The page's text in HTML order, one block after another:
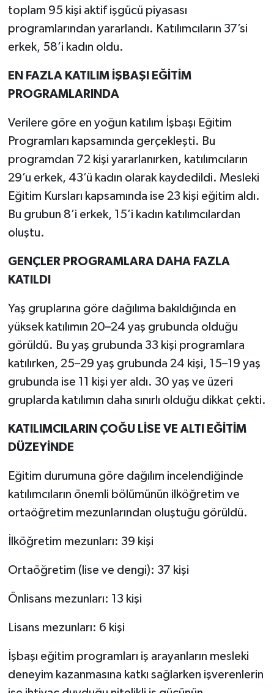
toplam 95 kişi aktif işgücü piyasası
programlarından yararlandı. Katılımcıların 37’si
erkek, 58’i kadın oldu.
EN FAZLA KATILIM İŞBAŞI EĞİTİM
PROGRAMLARINDA
Verilere göre en yoğun katılım İşbaşı Eğitim
Programları kapsamında gerçekleşti. Bu
programdan 72 kişi yararlanırken, katılımcıların
29’u erkek, 43’ü kadın olarak kaydedildi. Mesleki
Eğitim Kursları kapsamında ise 23 kişi eğitim aldı.
Bu grubun 8’i erkek, 15’i kadın katılımcılardan
oluştu.
GENÇLER PROGRAMLARA DAHA FAZLA
KATILDI
Yaş gruplarına göre dağılıma bakıldığında en
yüksek katılımın 20–24 yaş grubunda olduğu
görüldü. Bu yaş grubunda 33 kişi programlara
katılırken, 25–29 yaş grubunda 24 kişi, 15–19 yaş
grubunda ise 11 kişi yer aldı. 30 yaş ve üzeri
gruplarda katılımın daha sınırlı olduğu dikkat çekti.
KATILIMCILARIN ÇOĞU LİSE VE ALTI EĞİTİM
DÜZEYİNDE
Eğitim durumuna göre dağılım incelendiğinde
katılımcıların önemli bölümünün ilköğretim ve
ortaöğretim mezunlarından oluştuğu görüldü.
İlköğretim mezunları: 39 kişi
Ortaöğretim (lise ve dengi): 37 kişi
Önlisans mezunları: 13 kişi
Lisans mezunları: 6 kişi
İşbaşı eğitim programları iş arayanların mesleki
deneyim kazanmasına katkı sağlarken işverenlerin